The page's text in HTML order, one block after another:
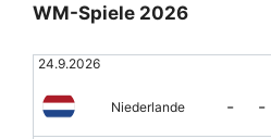
WM-Spiele 2026
24.9.2026
Niederlande - -